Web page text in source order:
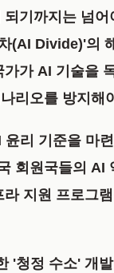
기까지는 넘어
(AI Divide)'의
가 AI 기술을
리오를 방지해
리 기준을 마
회원국들의 AI
지원 프로그
'청정 수소' 개